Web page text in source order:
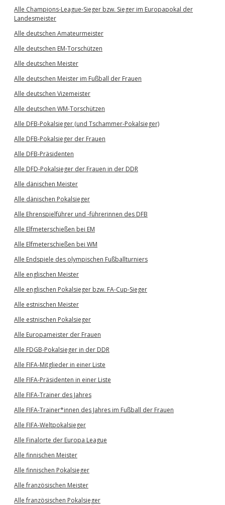
Alle Champions-League-Sieger bzw. Sieger im Europapokal der
Landesmeister
Alle deutschen Amateurmeister
Alle deutschen EM-Torschützen
Alle deutschen Meister
Alle deutschen Meister im Fußball der Frauen
Alle deutschen Vizemeister
Alle deutschen WM-Torschützen
Alle DFB-Pokalsieger (und Tschammer-Pokalsieger)
Alle DFB-Pokalsieger der Frauen
Alle DFB-Präsidenten
Alle DFD-Pokalsieger der Frauen in der DDR
Alle dänischen Meister
Alle dänischen Pokalsieger
Alle Ehrenspielführer und -führerinnen des DFB
Alle Elfmeterschießen bei EM
Alle Elfmeterschießen bei WM
Alle Endspiele des olympischen Fußballturniers
Alle englischen Meister
Alle englischen Pokalsieger bzw. FA-Cup-Sieger
Alle estnischen Meister
Alle estnischen Pokalsieger
Alle Europameister der Frauen
Alle FDGB-Pokalsieger in der DDR
Alle FIFA-Mitglieder in einer Liste
Alle FIFA-Präsidenten in einer Liste
Alle FIFA-Trainer des Jahres
Alle FIFA-Trainer*innen des Jahres im Fußball der Frauen
Alle FIFA-Weltpokalsieger
Alle Finalorte der Europa League
Alle finnischen Meister
Alle finnischen Pokalsieger
Alle französischen Meister
Alle französischen Pokalsieger